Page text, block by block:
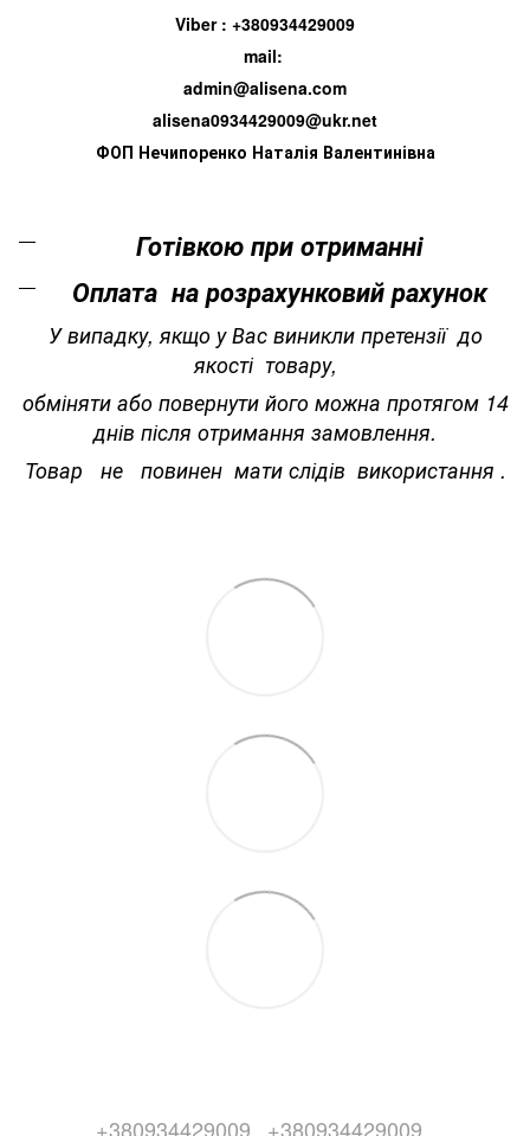
Viber : +380934429009
mail:
admin@alisena.com
alisena0934429009@ukr.net
ФОП Нечипоренко Наталія Валентинівна
Готівкою при отриманні
Оплата на розрахунковий рахунок
У випадку, якщо у Вас виникли претензії до
якості товару,
обміняти або повернути його можна протягом 14
днів після отримання замовлення.
Товар не повинен мати слідів використання .
+380934429009 +380934429009